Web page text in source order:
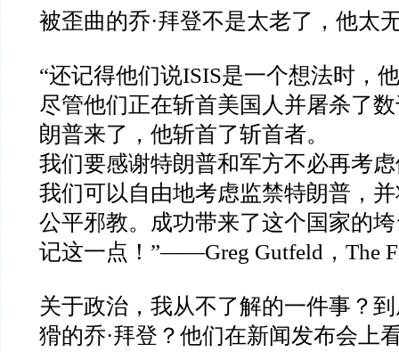
被歪曲的乔·拜登不是太老了，他太
“还记得他们说ISIS是一个想法时，
尽管他们正在斩首美国人并屠杀了
朗普来了，他斩首了斩首者。
我们要感谢特朗普和军方不必再考
我们可以自由地考虑监禁特朗普，
公平邪教。成功带来了这个国家的
记这一点！ ”——Greg Gutfeld ， The
关于政治，我从不了解的一件事？
猾的乔·拜登？他们在新闻发布会上